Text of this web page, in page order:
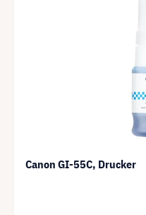
Canon GI-55C, Drucker